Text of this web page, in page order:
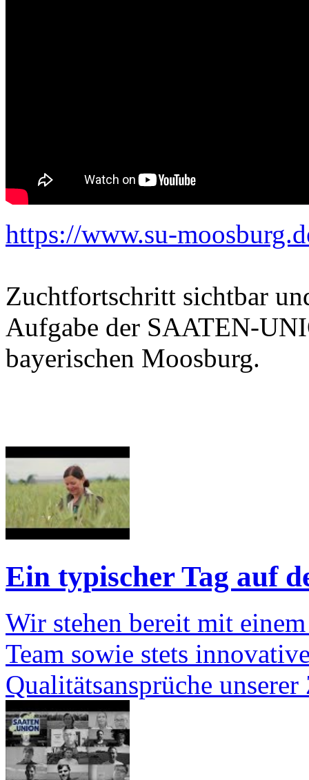
https://www.su-
Zuchtfortschritt sichtbar
Aufgabe der SAATEN-
bayerischen Moosburg.
Ein typischer Tag auf
Wir stehen bereit mit
Team sowie stets
Qualitätsansprüche